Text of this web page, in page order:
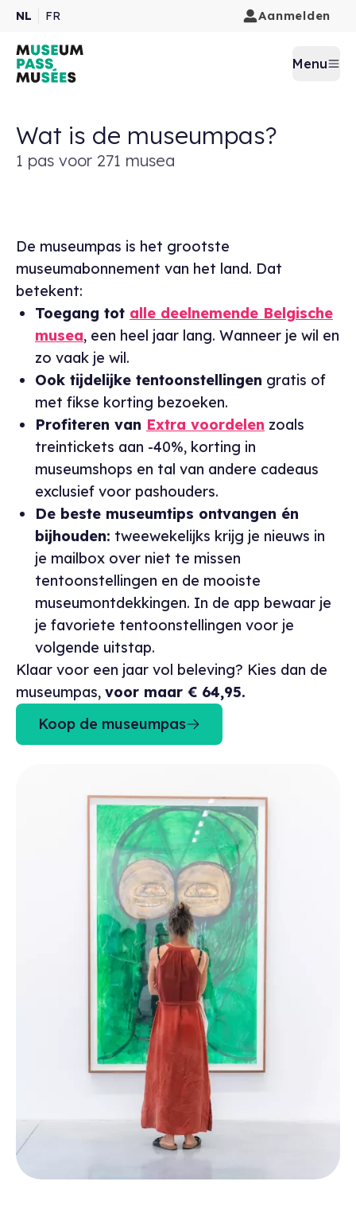
NL FR Aanmelden
Menu
Wat is de museumpas?
1 pas voor 271 musea
De museumpas is het grootste
museumabonnement van het land. Dat
betekent:
Toegang tot alle deelnemende Belgische
musea, een heel jaar lang. Wanneer je wil en
zo vaak je wil.
Ook tijdelijke tentoonstellingen gratis of
met fikse korting bezoeken.
Profiteren van Extra voordelen zoals
treintickets aan -40%, korting in
museumshops en tal van andere cadeaus
exclusief voor pashouders.
De beste museumtips ontvangen én
bijhouden: tweewekelijks krijg je nieuws in
je mailbox over niet te missen
tentoonstellingen en de mooiste
museumontdekkingen. In de app bewaar je
je favoriete tentoonstellingen voor je
volgende uitstap.
Klaar voor een jaar vol beleving? Kies dan de
museumpas, voor maar € 64,95.
Koop de museumpas